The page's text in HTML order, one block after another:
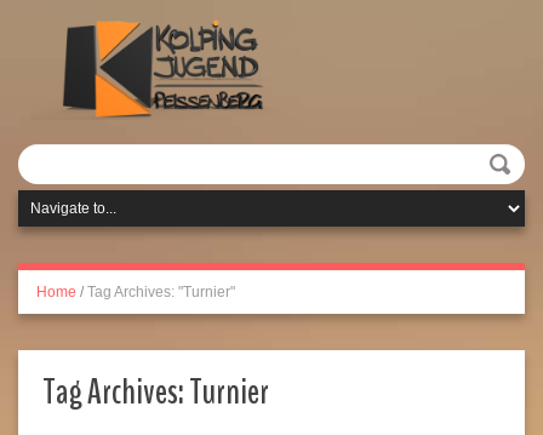
Home / Tag Archives: "Turnier"
Tag Archives:Turnier